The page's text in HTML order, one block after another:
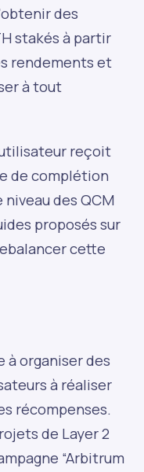
des
stakés à partir
rendements et
à tout
reçoit
de complétion
des QCM
proposés sur
cette
à organiser des
à réaliser
récompenses.
de Layer 2
“Arbitrum